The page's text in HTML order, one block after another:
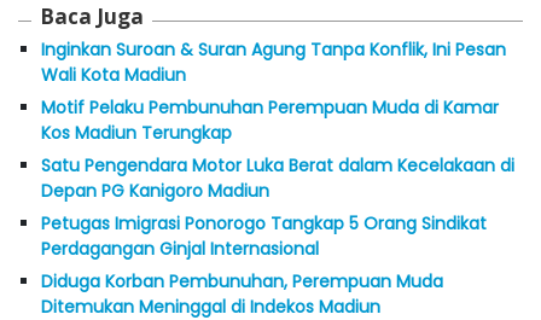
Baca Juga
Inginkan Suroan & Suran Agung Tanpa Konflik, Ini Pesan
Wali Kota Madiun
Motif Pelaku Pembunuhan Perempuan Muda di Kamar
Kos Madiun Terungkap
Satu Pengendara Motor Luka Berat dalam Kecelakaan di
Depan PG Kanigoro Madiun
Petugas Imigrasi Ponorogo Tangkap 5 Orang Sindikat
Perdagangan Ginjal Internasional
Diduga Korban Pembunuhan, Perempuan Muda
Ditemukan Meninggal di Indekos Madiun